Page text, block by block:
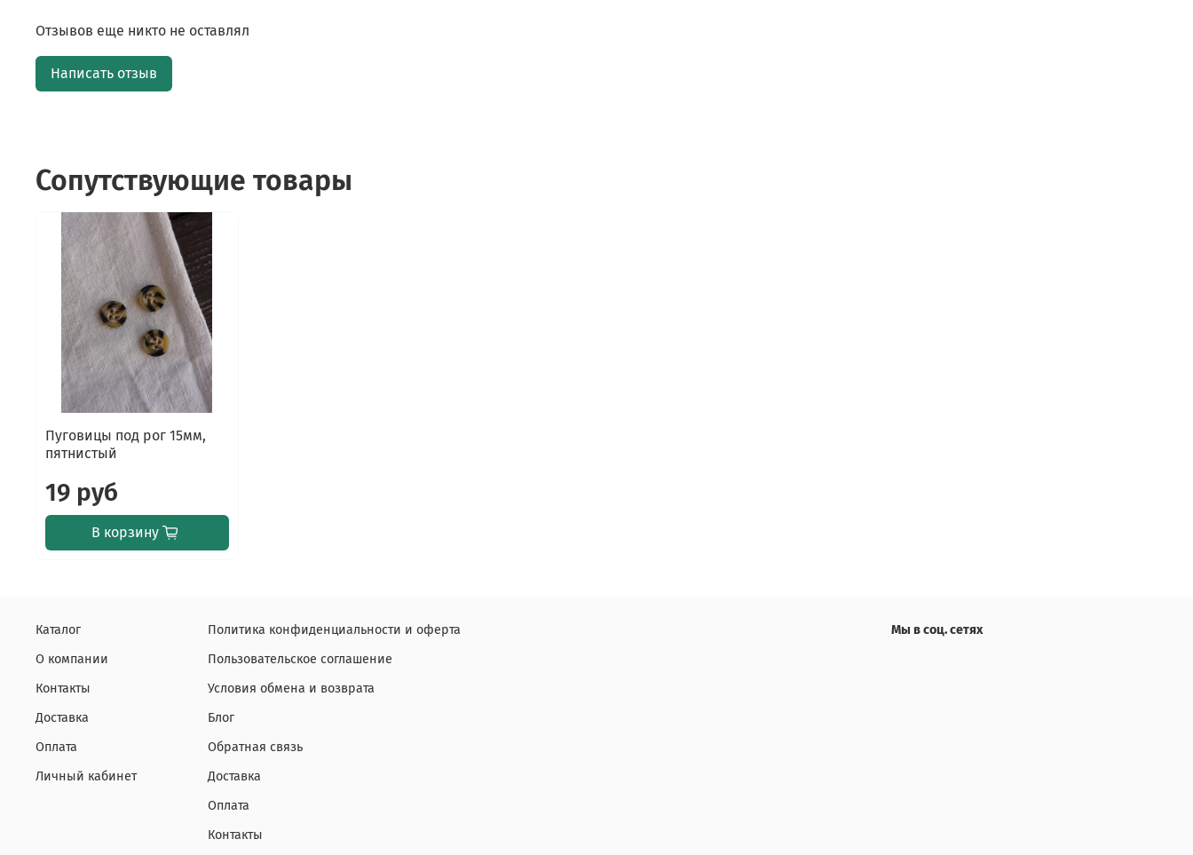
Отзывов еще никто не оставлял
Написать отзыв
Сопутствующие товары
Пуговицы под рог 15мм,
пятнистый
19 руб
В корзину
Каталог
О компании
Контакты
Доставка
Оплата
Личный кабинет
Политика конфиденциальности и оферта
Пользовательское соглашение
Условия обмена и возврата
Блог
Обратная связь
Доставка
Оплата
Контакты
Мы в соц. сетях